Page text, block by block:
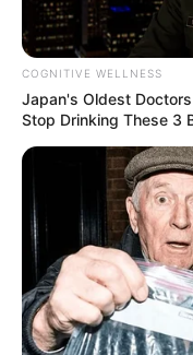
COGNITIVE WELLNESS
Japan's Oldest
Stop Drinking These 3